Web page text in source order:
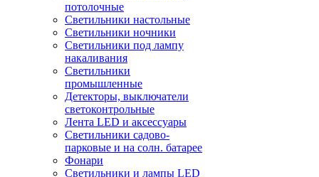
потолочные
Светильники настольные
Светильники ночники
Светильники под лампу
накаливания
Светильники
промышленные
Детекторы, выключатели
светоконтрольные
Лента LED и аксессуары
Светильники садово-
парковые и на солн. батарее
Фонари
Светильники и лампы LED